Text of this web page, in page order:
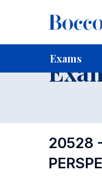
Exams
Home For
20528